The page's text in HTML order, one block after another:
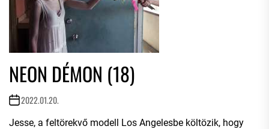
NEON DÉMON (18)
2022.01.20.
Jesse, a feltörekvő modell Los Angelesbe költözik, hogy